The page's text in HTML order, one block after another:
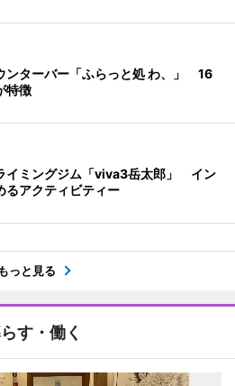
ンターバー「ふらっと処 わ、」 16
特徴
イミングジム「viva3岳太郎」 イン
るアクティビティー
もっと見る
す・働く